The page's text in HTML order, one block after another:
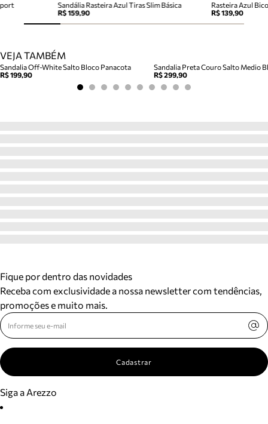
Sandália Rasteira Azul Tiras Slim Básica
R$ 159,90
Rasteira Azul
R$ 139,90
VEJA TAMBÉM
Sandalia Off-White Salto Bloco Panacota
R$ 199,90
Sandalia Preta Couro Salto Medio
R$ 299,90
Fique por dentro das novidades
Receba com exclusividade a nossa newsletter com tendências,
promoções e muito mais.
Cadastrar
Siga a Arezzo